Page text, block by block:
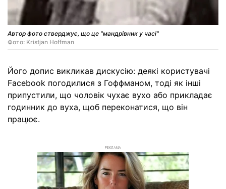
Автор фото стверджує, що це "мандрівник у часі"
Фото: Kristjan Hoffman
Його допис викликав дискусію: деякі користувачі
Facebook погодилися з Гоффманом, тоді як інші
припустили, що чоловік чухає вухо або прикладає
годинник до вуха, щоб переконатися, що він
працює.
РЕКЛАМА